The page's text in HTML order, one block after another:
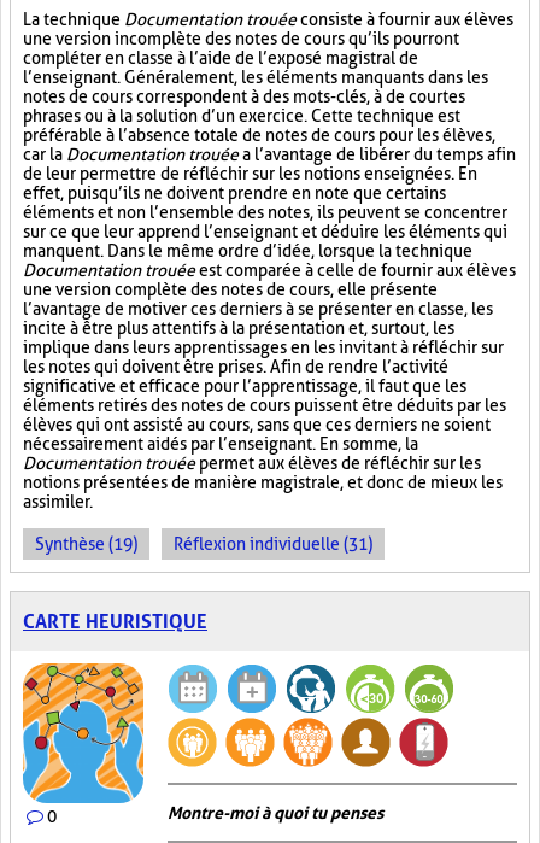
La technique Documentation trouéeconsiste à fournir aux élèves
une version incomplète des notes de cours qu’ils pourront
compléter en classe à l’aide de l’exposé magistral de
l’enseignant. Généralement, les éléments manquants dans les
notes de cours correspondent à des mots-clés, à de courtes
phrases ou à la solution d’un exercice. Cette technique est
préférable à l’absence totale de notes de cours pour les élèves,
car la Documentation trouéea l’avantage de libérer du temps afin
de leur permettre de réfléchir sur les notions enseignées. En
effet, puisqu’ils ne doivent prendre en note que certains
éléments et non l’ensemble des notes, ils peuvent se concentrer
sur ce que leur apprend l’enseignant et déduire les éléments qui
manquent. Dans le même ordre d’idée, lorsque la technique
Documentation trouéeest comparée à celle de fournir aux élèves
une version complète des notes de cours, elle présente
l’avantage de motiver ces derniers à se présenter en classe, les
incite à être plus attentifs à la présentation et, surtout, les
implique dans leurs apprentissages en les invitant à réfléchir sur
les notes qui doivent être prises. Afin de rendre l’activité
significative et efficace pour l’apprentissage, il faut que les
éléments retirés des notes de cours puissent être déduits par les
élèves qui ont assisté au cours, sans que ces derniers ne soient
nécessairement aidés par l’enseignant. En somme, la
Documentation trouéepermet aux élèves de réfléchir sur les
notions présentées de manière magistrale, et donc de mieux les
assimiler.
Synthèse (19) Réflexion individuelle (31)
CARTE HEURISTIQUE
0 Montre-moi à quoi tu penses